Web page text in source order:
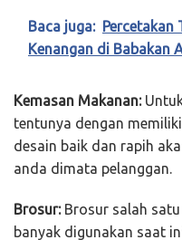
Baca juga: Percetakan
Kenangan di Babakan
Kemasan Makanan:
tentunya dengan
desain baik dan rapih
anda dimata pelanggan.
Brosur:Brosur salah
banyak digunakan saat